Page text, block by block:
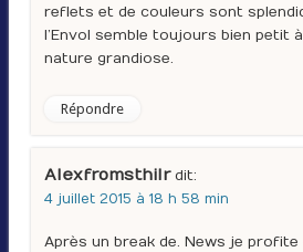
reflets et de couleurs sont
l’Envol semble toujours bien petit
nature grandiose.
Répondre
Alexfromsthilr dit :
4 juillet 2015 à 18 h 58 min
Après un break de. News je profite